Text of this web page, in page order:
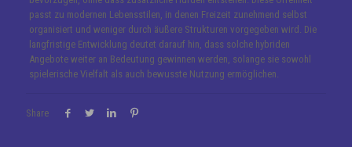
passt zu modernen Lebensstilen, in denen Freizeit zunehmend selbst
organisiert und weniger durch äußere Strukturen vorgegeben wird. Die
langfristige Entwicklung deutet darauf hin, dass solche hybriden
Angebote weiter an Bedeutung gewinnen werden, solange sie sowohl
spielerische Vielfalt als auch bewusste Nutzung ermöglichen.
Share